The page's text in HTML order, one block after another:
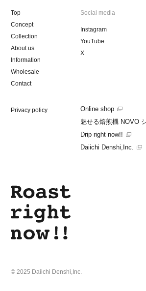
Top
Concept
Collection
About us
Information
Wholesale
Contact
Privacy policy
Social media
Instagram
YouTube
X
Online shop
魅せる焙煎機 NOVO
Drip right now!!
Daiichi Denshi,Inc.
© 2025 Daiichi Denshi,Inc.